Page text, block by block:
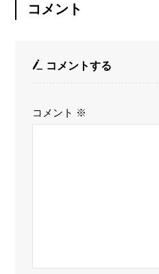
コメント
コメントする
コメント ※